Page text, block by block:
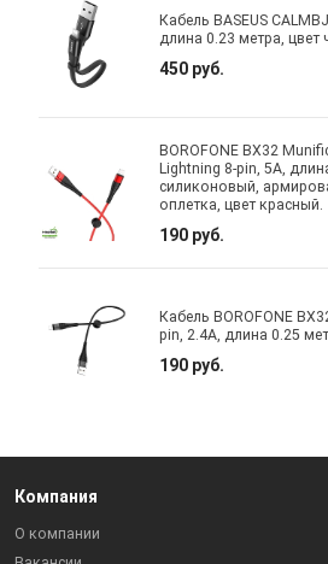
Кабель BASEUS
длина 0.23 метра, цвет
450 руб.
BOROFONE BX32
Lightning 8-pin, 5A,
силиконовый,
оплетка, цвет красный.
190 руб.
Кабель BOROFONE
pin, 2.4A, длина 0.25
190 руб.
Компания
О компании